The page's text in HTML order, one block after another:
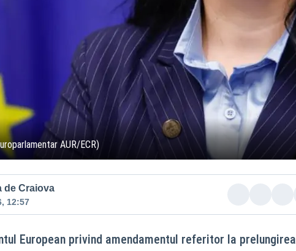
AUR/ECR)
de Craiova
12:57
European privind amendamentul referitor la prelungirea